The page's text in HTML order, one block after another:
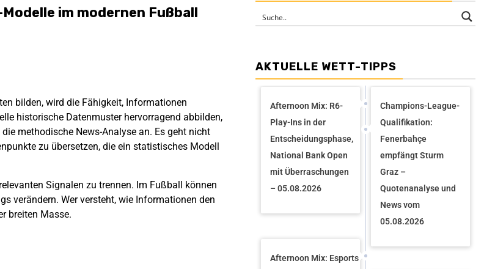
im modernen Fußball
bilden, wird die Fähigkeit, Informationen
historische Datenmuster hervorragend abbilden,
methodische News-Analyse an. Es geht nicht
zu übersetzen, die ein statistisches Modell
Signalen zu trennen. Im Fußball können
verändern. Wer versteht, wie Informationen den
breiten Masse.
AKTUELLE WETT-TIPPS
Afternoon Mix: R6-
Play-Ins in der
Entscheidungsphase,
National Bank Open
mit Überraschungen
– 05.08.2026
Champions-League-
Qualifikation:
Fenerbahçe
empfängt Sturm
Graz –
Quotenanalyse und
News vom
05.08.2026
Afternoon Mix: Esports